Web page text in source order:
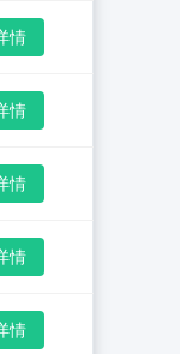
情
情
情
情
情